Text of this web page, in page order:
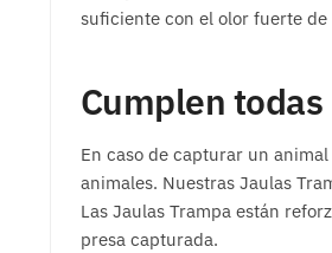
suficiente con el olor fuerte
Cumplen
En caso de capturar un
animales. Nuestras Jaulas
Las Jaulas Trampa están
presa capturada.